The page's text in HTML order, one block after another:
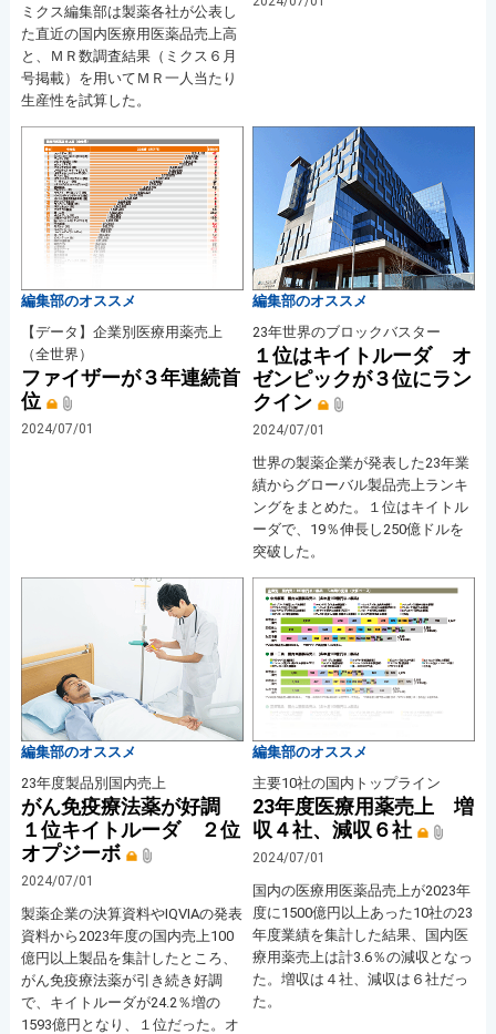
ミクス編集部は製薬各社が公表し
た直近の国内医療用医薬品売上高
と、ＭＲ数調査結果（ミクス６月
号掲載）を用いてＭＲ一人当たり
生産性を試算した。
編集部のオススメ
【データ】企業別医療用薬売上
（全世界）
ファイザーが３年連続首
位
2024/07/01
編集部のオススメ
23年世界のブロックバスター
１位はキイトルーダ オ
ゼンピックが３位にラン
クイン
2024/07/01
世界の製薬企業が発表した23年業
績からグローバル製品売上ランキ
ングをまとめた。１位はキイトル
ーダで、19％伸長し250億ドルを
突破した。
編集部のオススメ
23年度製品別国内売上
がん免疫療法薬が好調
１位キイトルーダ ２位
オプジーボ
2024/07/01
製薬企業の決算資料やIQVIAの発表
資料から2023年度の国内売上100
億円以上製品を集計したところ、
がん免疫療法薬が引き続き好調
で、キイトルーダが24.2％増の
1593億円となり、１位だった。オ
編集部のオススメ
主要10社の国内トップライン
23年度医療用薬売上 増
収４社、減収６社
2024/07/01
国内の医療用医薬品売上が2023年
度に1500億円以上あった10社の23
年度業績を集計した結果、国内医
療用薬売上は計3.6％の減収となっ
た。増収は４社、減収は６社だっ
た。